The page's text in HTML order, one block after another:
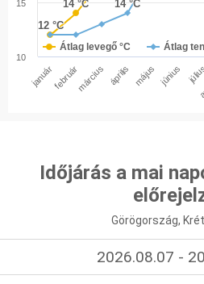
12 °C
12 °C
14 °C
14 °C 14 °C
14 °C
Átlag levegő °C Átlag
januárfebruármárcius április május június
10
15
Időjárás a mai
Görögország,
2026.08.07 -